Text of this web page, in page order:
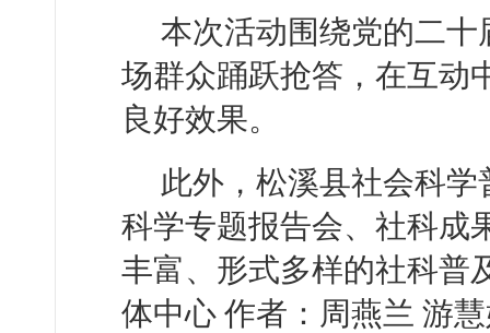
本次活动围绕党的二
场群众踊跃抢答，在互动
良好效果。
此外，松溪县社会科
科学专题报告会、社科成
丰富、形式多样的社科普
体中心 作者：周燕兰 游